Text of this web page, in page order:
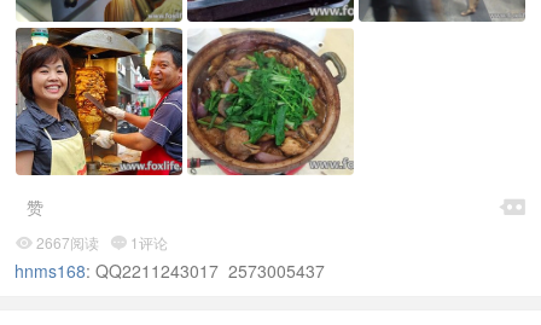

赞
 2667阅读  1评论
hnms168: QQ2211243017 2573005437